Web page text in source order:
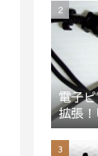
電子
拡張
「
た